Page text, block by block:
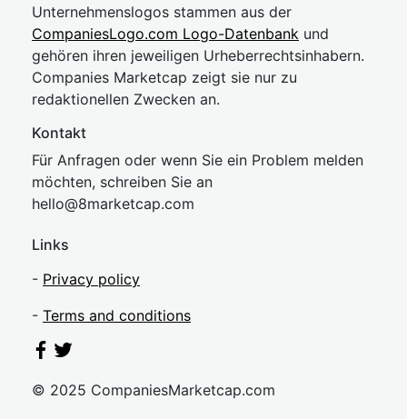
Unternehmenslogos stammen aus der
CompaniesLogo.com Logo-Datenbank und
gehören ihren jeweiligen Urheberrechtsinhabern.
Companies Marketcap zeigt sie nur zu
redaktionellen Zwecken an.
Kontakt
Für Anfragen oder wenn Sie ein Problem melden
möchten, schreiben Sie an
hello@8marketcap.com
Links
- Privacy policy
- Terms and conditions
© 2025 CompaniesMarketcap.com